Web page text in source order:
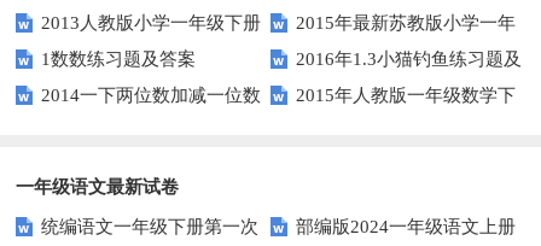
版）2013人教版小学一年级下册
第三单元整理与复习（一）练习
题
2015年最新苏教版小学一年
级数学下册第一次月考试卷
1数数练习题及答案
2016年1.3小猫钓鱼练习题及
答案
2014一下两位数加减一位数
2015年人教版一年级数学下
一年级语文最新试卷
统编语文一年级下册第一次 部编版2024一年级语文上册